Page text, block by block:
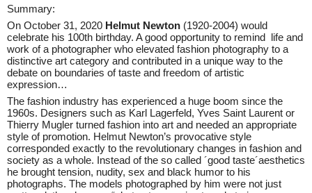
Summary:
On October 31, 2020 Helmut Newton (1920-2004) would
celebrate his 100th birthday. A good opportunity to remind life and
work of a photographer who elevated fashion photography to a
distinctive art category and contributed in a unique way to the
debate on boundaries of taste and freedom of artistic
expression…
The fashion industry has experienced a huge boom since the
1960s. Designers such as Karl Lagerfeld, Yves Saint Laurent or
Thierry Mugler turned fashion into art and needed an appropriate
style of promotion. Helmut Newton’s provocative style
corresponded exactly to the revolutionary changes in fashion and
society as a whole. Instead of the so called ´good taste´aesthetics
he brought tension, nudity, sex and black humor to his
photographs. The models photographed by him were not just